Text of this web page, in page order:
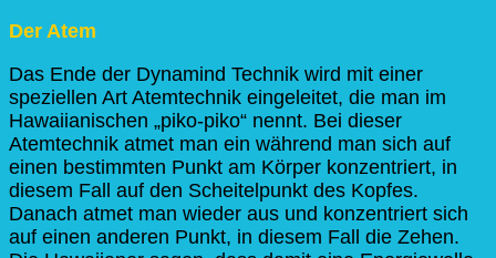
Der Atem
Das Ende der Dynamind Technik wird mit einer
speziellen Art Atemtechnik eingeleitet, die man im
Hawaiianischen „piko-piko“ nennt. Bei dieser
Atemtechnik atmet man ein während man sich auf
einen bestimmten Punkt am Körper konzentriert, in
diesem Fall auf den Scheitelpunkt des Kopfes.
Danach atmet man wieder aus und konzentriert sich
auf einen anderen Punkt, in diesem Fall die Zehen.